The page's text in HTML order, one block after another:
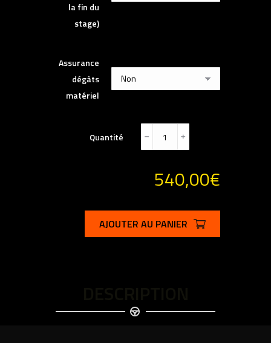
la fin du
stage)
Assurance
dégâts
matériel
Quantité ﹣ ﹢
540,00€
AJOUTER AU PANIER